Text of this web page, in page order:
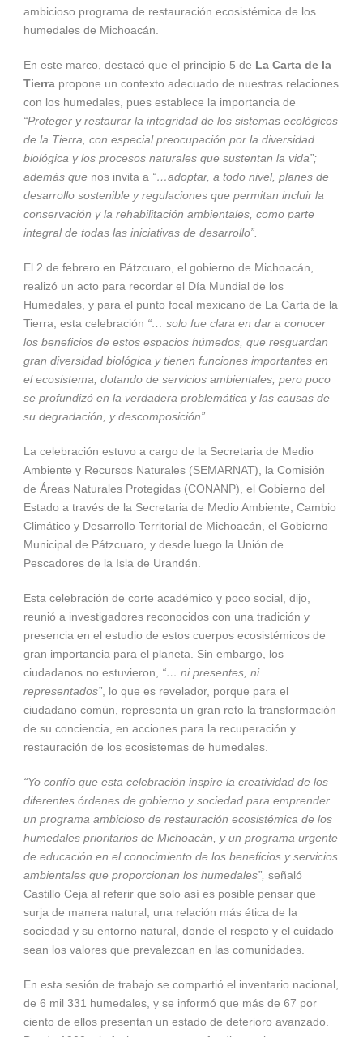
ambicioso programa de restauración ecosistémica de los
humedales de Michoacán.
En este marco, destacó que el principio 5 de La Carta de la
Tierra propone un contexto adecuado de nuestras relaciones
con los humedales, pues establece la importancia de
“Proteger y restaurar la integridad de los sistemas ecológicos
de la Tierra, con especial preocupación por la diversidad
biológica y los procesos naturales que sustentan la vida”;
además que nos invita a “…adoptar, a todo nivel, planes de
desarrollo sostenible y regulaciones que permitan incluir la
conservación y la rehabilitación ambientales, como parte
integral de todas las iniciativas de desarrollo”.
El 2 de febrero en Pátzcuaro, el gobierno de Michoacán,
realizó un acto para recordar el Día Mundial de los
Humedales, y para el punto focal mexicano de La Carta de la
Tierra, esta celebración “… solo fue clara en dar a conocer
los beneficios de estos espacios húmedos, que resguardan
gran diversidad biológica y tienen funciones importantes en
el ecosistema, dotando de servicios ambientales, pero poco
se profundizó en la verdadera problemática y las causas de
su degradación, y descomposición”.
La celebración estuvo a cargo de la Secretaria de Medio
Ambiente y Recursos Naturales (SEMARNAT), la Comisión
de Áreas Naturales Protegidas (CONANP), el Gobierno del
Estado a través de la Secretaria de Medio Ambiente, Cambio
Climático y Desarrollo Territorial de Michoacán, el Gobierno
Municipal de Pátzcuaro, y desde luego la Unión de
Pescadores de la Isla de Urandén.
Esta celebración de corte académico y poco social, dijo,
reunió a investigadores reconocidos con una tradición y
presencia en el estudio de estos cuerpos ecosistémicos de
gran importancia para el planeta. Sin embargo, los
ciudadanos no estuvieron, “… ni presentes, ni
representados” , lo que es revelador, porque para el
ciudadano común, representa un gran reto la transformación
de su conciencia, en acciones para la recuperación y
restauración de los ecosistemas de humedales.
“Yo confío que esta celebración inspire la creatividad de los
diferentes órdenes de gobierno y sociedad para emprender
un programa ambicioso de restauración ecosistémica de los
humedales prioritarios de Michoacán, y un programa urgente
de educación en el conocimiento de los beneficios y servicios
ambientales que proporcionan los humedales”, señaló
Castillo Ceja al referir que solo así es posible pensar que
surja de manera natural, una relación más ética de la
sociedad y su entorno natural, donde el respeto y el cuidado
sean los valores que prevalezcan en las comunidades.
En esta sesión de trabajo se compartió el inventario nacional,
de 6 mil 331 humedales, y se informó que más de 67 por
ciento de ellos presentan un estado de deterioro avanzado.